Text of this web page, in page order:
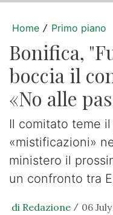
Home / Primo piano
Bonifica,
boccia il
«No alle
Il comitato teme
«mistificazioni»
ministero il
un confronto tra
di Redazione / 06